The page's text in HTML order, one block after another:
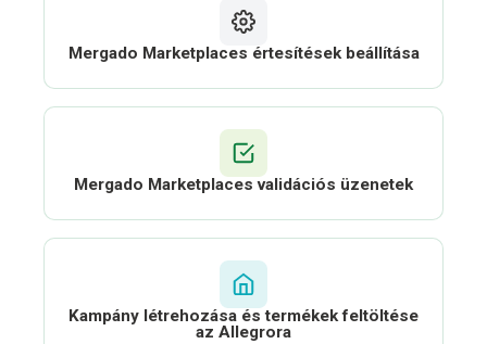
Mergado Marketplaces értesítések beállítása
Mergado Marketplaces validációs üzenetek
Kampány létrehozása és termékek feltöltése
az Allegrora